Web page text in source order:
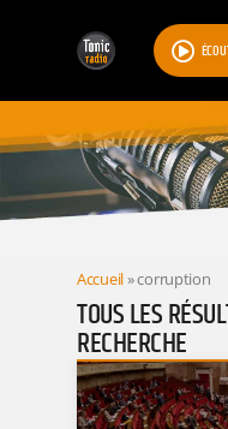
Accueil»corruption
TOUS LES
RECHERCHE